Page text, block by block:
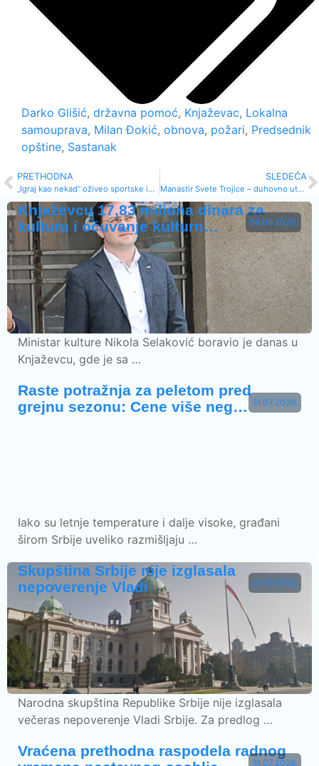
Darko Glišić, državna pomoć, Knjaževac, Lokalna
samouprava, Milan Đokić, obnova, požari, Predsednik
opštine, Sastanak
PRETHODNA
„Igraj kao nekad“ oživeo sportske igre u Štipini
SLEDEĆA
Manastir Svete Trojice – duhovno utočište na obroncima Stare planine
09.08.2026.
Knjaževcu 17,83 miliona dinara za
kulturu i očuvanje kulturn…
Ministar kulture Nikola Selaković boravio je danas u
Knjaževcu, gde je sa …
31.07.2026.
Raste potražnja za peletom pred
grejnu sezonu: Cene više neg…
Iako su letnje temperature i dalje visoke, građani
širom Srbije uveliko razmišljaju …
31.07.2026.
Skupština Srbije nije izglasala
nepoverenje Vladi
Narodna skupština Republike Srbije nije izglasala
večeras nepoverenje Vladi Srbije. Za predlog …
31.07.2026.
Vraćena prethodna raspodela radnog